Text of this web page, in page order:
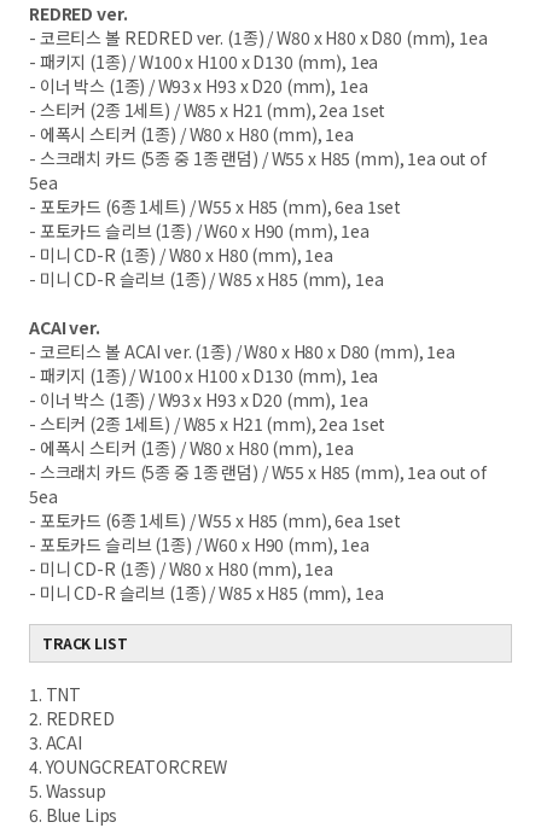
REDRED ver.
- 코르티스 볼 REDRED ver. (1종) / W80 x H80 x D80 (mm), 1ea
- 패키지 (1종) / W100 x H100 x D130 (mm), 1ea
- 이너 박스 (1종) / W93 x H93 x D20 (mm), 1ea
- 스티커 (2종 1세트) / W85 x H21 (mm), 2ea 1set
- 에폭시 스티커 (1종) / W80 x H80 (mm), 1ea
- 스크래치 카드 (5종 중 1종 랜덤) / W55 x H85 (mm), 1ea out of
5ea
- 포토카드 (6종 1세트) / W55 x H85 (mm), 6ea 1set
- 포토카드 슬리브 (1종) / W60 x H90 (mm), 1ea
- 미니 CD-R (1종) / W80 x H80 (mm), 1ea
- 미니 CD-R 슬리브 (1종) / W85 x H85 (mm), 1ea
ACAI ver.
- 코르티스 볼 ACAI ver. (1종) / W80 x H80 x D80 (mm), 1ea
- 패키지 (1종) / W100 x H100 x D130 (mm), 1ea
- 이너 박스 (1종) / W93 x H93 x D20 (mm), 1ea
- 스티커 (2종 1세트) / W85 x H21 (mm), 2ea 1set
- 에폭시 스티커 (1종) / W80 x H80 (mm), 1ea
- 스크래치 카드 (5종 중 1종 랜덤) / W55 x H85 (mm), 1ea out of
5ea
- 포토카드 (6종 1세트) / W55 x H85 (mm), 6ea 1set
- 포토카드 슬리브 (1종) / W60 x H90 (mm), 1ea
- 미니 CD-R (1종) / W80 x H80 (mm), 1ea
- 미니 CD-R 슬리브 (1종) / W85 x H85 (mm), 1ea
TRACK LIST
1. TNT
2. REDRED
3. ACAI
4. YOUNGCREATORCREW
5. Wassup
6. Blue Lips